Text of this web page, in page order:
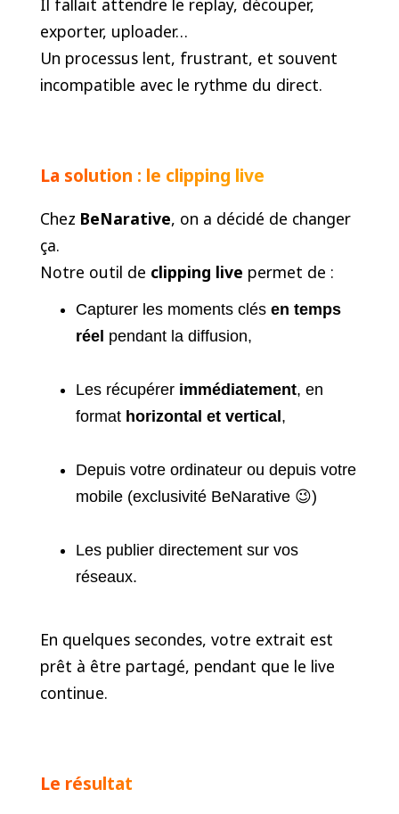
exporter, uploader…
Un processus lent, frustrant, et souvent
incompatible avec le rythme du direct.
La solution : le clipping live
Chez BeNarative, on a décidé de changer
ça.
Notre outil de clipping live permet de :
Capturer les moments clés en temps
réel pendant la diffusion,
Les récupérer immédiatement, en
format horizontal et vertical,
Depuis votre ordinateur ou depuis votre
mobile (exclusivité BeNarative 😉)
Les publier directement sur vos
réseaux.
En quelques secondes, votre extrait est
prêt à être partagé, pendant que le live
continue.
Le résultat